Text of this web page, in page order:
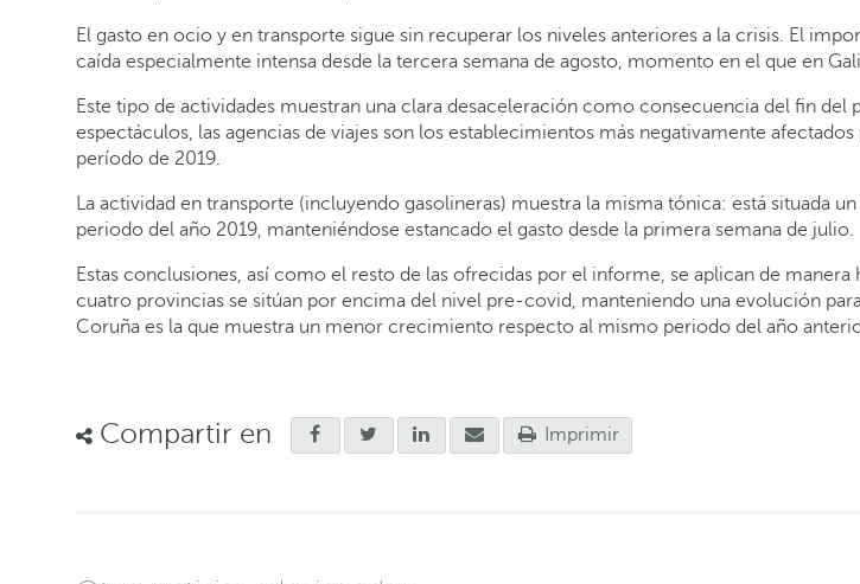
El gasto en ocio y en transporte sigue sin recuperar los niveles anteriores a la crisis. El
caída especialmente intensa desde la tercera semana de agosto, momento en el que en
Este tipo de actividades muestran una clara desaceleración como consecuencia del fin
espectáculos, las agencias de viajes son los establecimientos más negativamente
período de 2019.
La actividad en transporte (incluyendo gasolineras) muestra la misma tónica: está situada
periodo del año 2019, manteniéndose estancado el gasto desde la primera semana de julio.
Estas conclusiones, así como el resto de las ofrecidas por el informe, se aplican de
cuatro provincias se sitúan por encima del nivel pre-covid, manteniendo una evolución
Coruña es la que muestra un menor crecimiento respecto al mismo periodo del año
Compartir en Imprimir